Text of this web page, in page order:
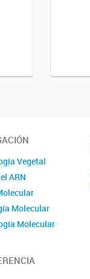
Vegetal
ARN
Molecular
Molecular